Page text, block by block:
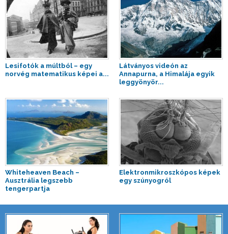
Lesifotók a múltból – egy
norvég matematikus képei a...
Látványos videón az
Annapurna, a Himalája egyik
leggyönyör...
Whiteheaven Beach –
Ausztrália legszebb
tengerpartja
Elektronmikroszkópos képek
egy szúnyogról